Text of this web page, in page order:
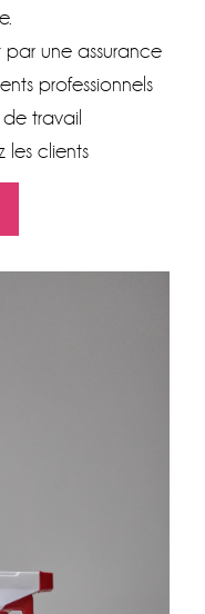
par une assurance
professionnels
travail
les clients